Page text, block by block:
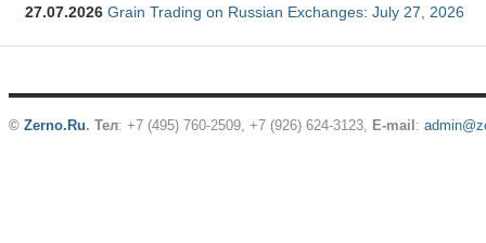
27.07.2026 Grain Trading on Russian Exchanges: July 27, 2026
© Zerno.Ru. Тел: +7 (495) 760-2509, +7 (926) 624-3123, E-mail :